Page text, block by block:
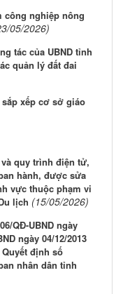
công nghiệp nông
05/2026)
tác của UBND tỉnh
quản lý đất đai
xếp cơ sở giáo
quy trình điện tử,
hành, được sửa
vực thuộc phạm vi
lịch (15/05/2026)
QĐ-UBND ngày
ngày 04/12/2013
định số
nhân dân tỉnh